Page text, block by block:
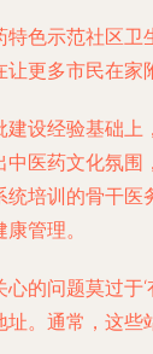
色示范社区卫
让更多市民在家
建设经验基础
中医药文化氛
统培训的骨干
管理。
的问题莫过于
。通常，这些